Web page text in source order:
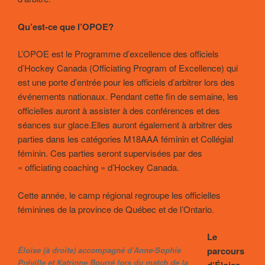
Qu’est-ce que l’OPOE?
L’OPOE est le Programme d’excellence des officiels
d’Hockey Canada (Officiating Program of Excellence) qui
est une porte d’entrée pour les officiels d’arbitrer lors des
événements nationaux. Pendant cette fin de semaine, les
officielles auront à assister à des conférences et des
séances sur glace.Elles auront également à arbitrer des
parties dans les catégories M18AAA féminin et Collégial
féminin. Ces parties seront supervisées par des
« officiating coaching » d’Hockey Canada.
Cette année, le camp régional regroupe les officielles
féminines de la province de Québec et de l’Ontario.
Éloise (à droite) accompagné d’Anne-Sophie
Préville et Katrinne Bourré lors du match de la
Le
parcours